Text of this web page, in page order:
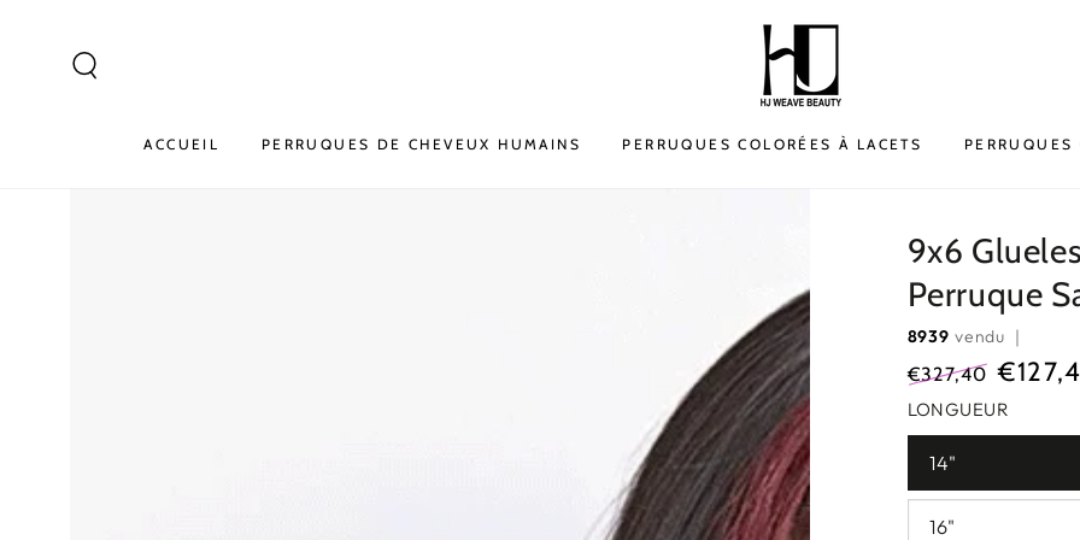
ACCUEIL PERRUQUES DE CHEVEUX HUMAINS PERRUQUES COLORÉES À LACETS PERRUQUES
9x6
Perruque
8939 vendu ｜
Prix
normal
€327,40
Prix
de
LONGUEUR
14"
16"